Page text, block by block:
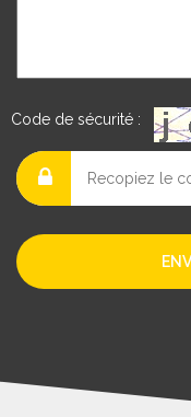
Code de sécurité :